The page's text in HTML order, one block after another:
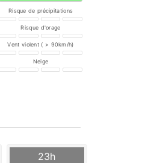
Risque de précipitations
Risque d'orage
Vent violent ( > 90km/h)
Neige
23h